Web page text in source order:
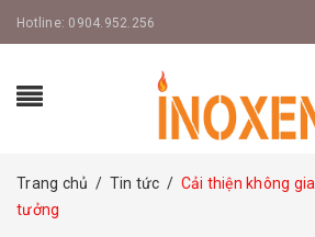
Hotline: 0904.952.256
Trang chủ / Tin tức / Cải thiện không
tưởng